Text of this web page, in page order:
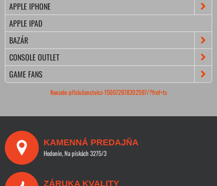
APPLE IPHONE
APPLE IPAD
BAZÁR
CONSOLE OUTLET
GAME FANS
Konzole-příslušenstvícz-150672878302597/?fref=ts
KAMENNÁ PREDAJŇA
Hodonín, Na pískách 3275/3
ZÁRUKA KVALITY